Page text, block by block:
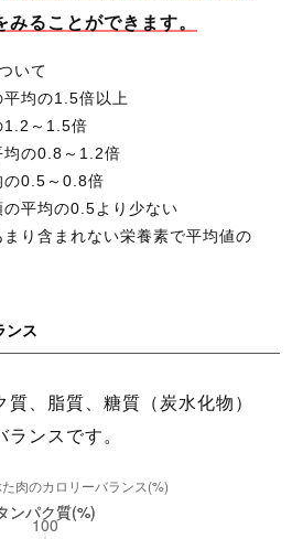
ることができます。
いて
平均の1.5倍以上
1.2～1.5倍
均の0.8～1.2倍
の0.5～0.8倍
の平均の0.5より少ない
り含まれない栄養素で平均値の
ンス
、脂質、糖質（炭水化物）
ンスです。